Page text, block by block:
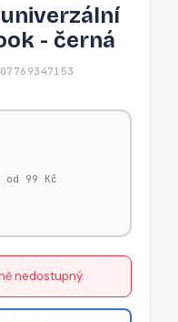
univerzální
- černá
od 99 Kč
nedostupný.